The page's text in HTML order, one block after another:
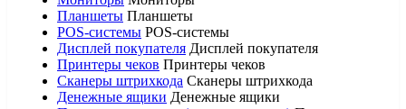
Планшеты Планшеты
POS-системы POS-системы
Дисплей покупателя Дисплей покупателя
Принтеры чеков Принтеры чеков
Сканеры штрихкода Сканеры штрихкода
Денежные ящики Денежные ящики